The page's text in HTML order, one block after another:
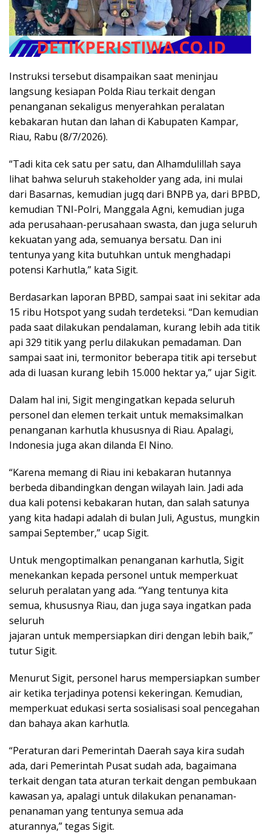
Instruksi tersebut disampaikan saat meninjau
langsung kesiapan Polda Riau terkait dengan
penanganan sekaligus menyerahkan peralatan
kebakaran hutan dan lahan di Kabupaten Kampar,
Riau, Rabu (8/7/2026).
“Tadi kita cek satu per satu, dan Alhamdulillah saya
lihat bahwa seluruh stakeholder yang ada, ini mulai
dari Basarnas, kemudian jugq dari BNPB ya, dari BPBD,
kemudian TNI-Polri, Manggala Agni, kemudian juga
ada perusahaan-perusahaan swasta, dan juga seluruh
kekuatan yang ada, semuanya bersatu. Dan ini
tentunya yang kita butuhkan untuk menghadapi
potensi Karhutla,” kata Sigit.
Berdasarkan laporan BPBD, sampai saat ini sekitar ada
15 ribu Hotspot yang sudah terdeteksi. “Dan kemudian
pada saat dilakukan pendalaman, kurang lebih ada titik
api 329 titik yang perlu dilakukan pemadaman. Dan
sampai saat ini, termonitor beberapa titik api tersebut
ada di luasan kurang lebih 15.000 hektar ya,” ujar Sigit.
Dalam hal ini, Sigit mengingatkan kepada seluruh
personel dan elemen terkait untuk memaksimalkan
penanganan karhutla khususnya di Riau. Apalagi,
Indonesia juga akan dilanda El Nino.
“Karena memang di Riau ini kebakaran hutannya
berbeda dibandingkan dengan wilayah lain. Jadi ada
dua kali potensi kebakaran hutan, dan salah satunya
yang kita hadapi adalah di bulan Juli, Agustus, mungkin
sampai September,” ucap Sigit.
Untuk mengoptimalkan penanganan karhutla, Sigit
menekankan kepada personel untuk memperkuat
seluruh peralatan yang ada. “Yang tentunya kita
semua, khususnya Riau, dan juga saya ingatkan pada
seluruh
jajaran untuk mempersiapkan diri dengan lebih baik,”
tutur Sigit.
Menurut Sigit, personel harus mempersiapkan sumber
air ketika terjadinya potensi kekeringan. Kemudian,
memperkuat edukasi serta sosialisasi soal pencegahan
dan bahaya akan karhutla.
“Peraturan dari Pemerintah Daerah saya kira sudah
ada, dari Pemerintah Pusat sudah ada, bagaimana
terkait dengan tata aturan terkait dengan pembukaan
kawasan ya, apalagi untuk dilakukan penanaman-
penanaman yang tentunya semua ada
aturannya,” tegas Sigit.